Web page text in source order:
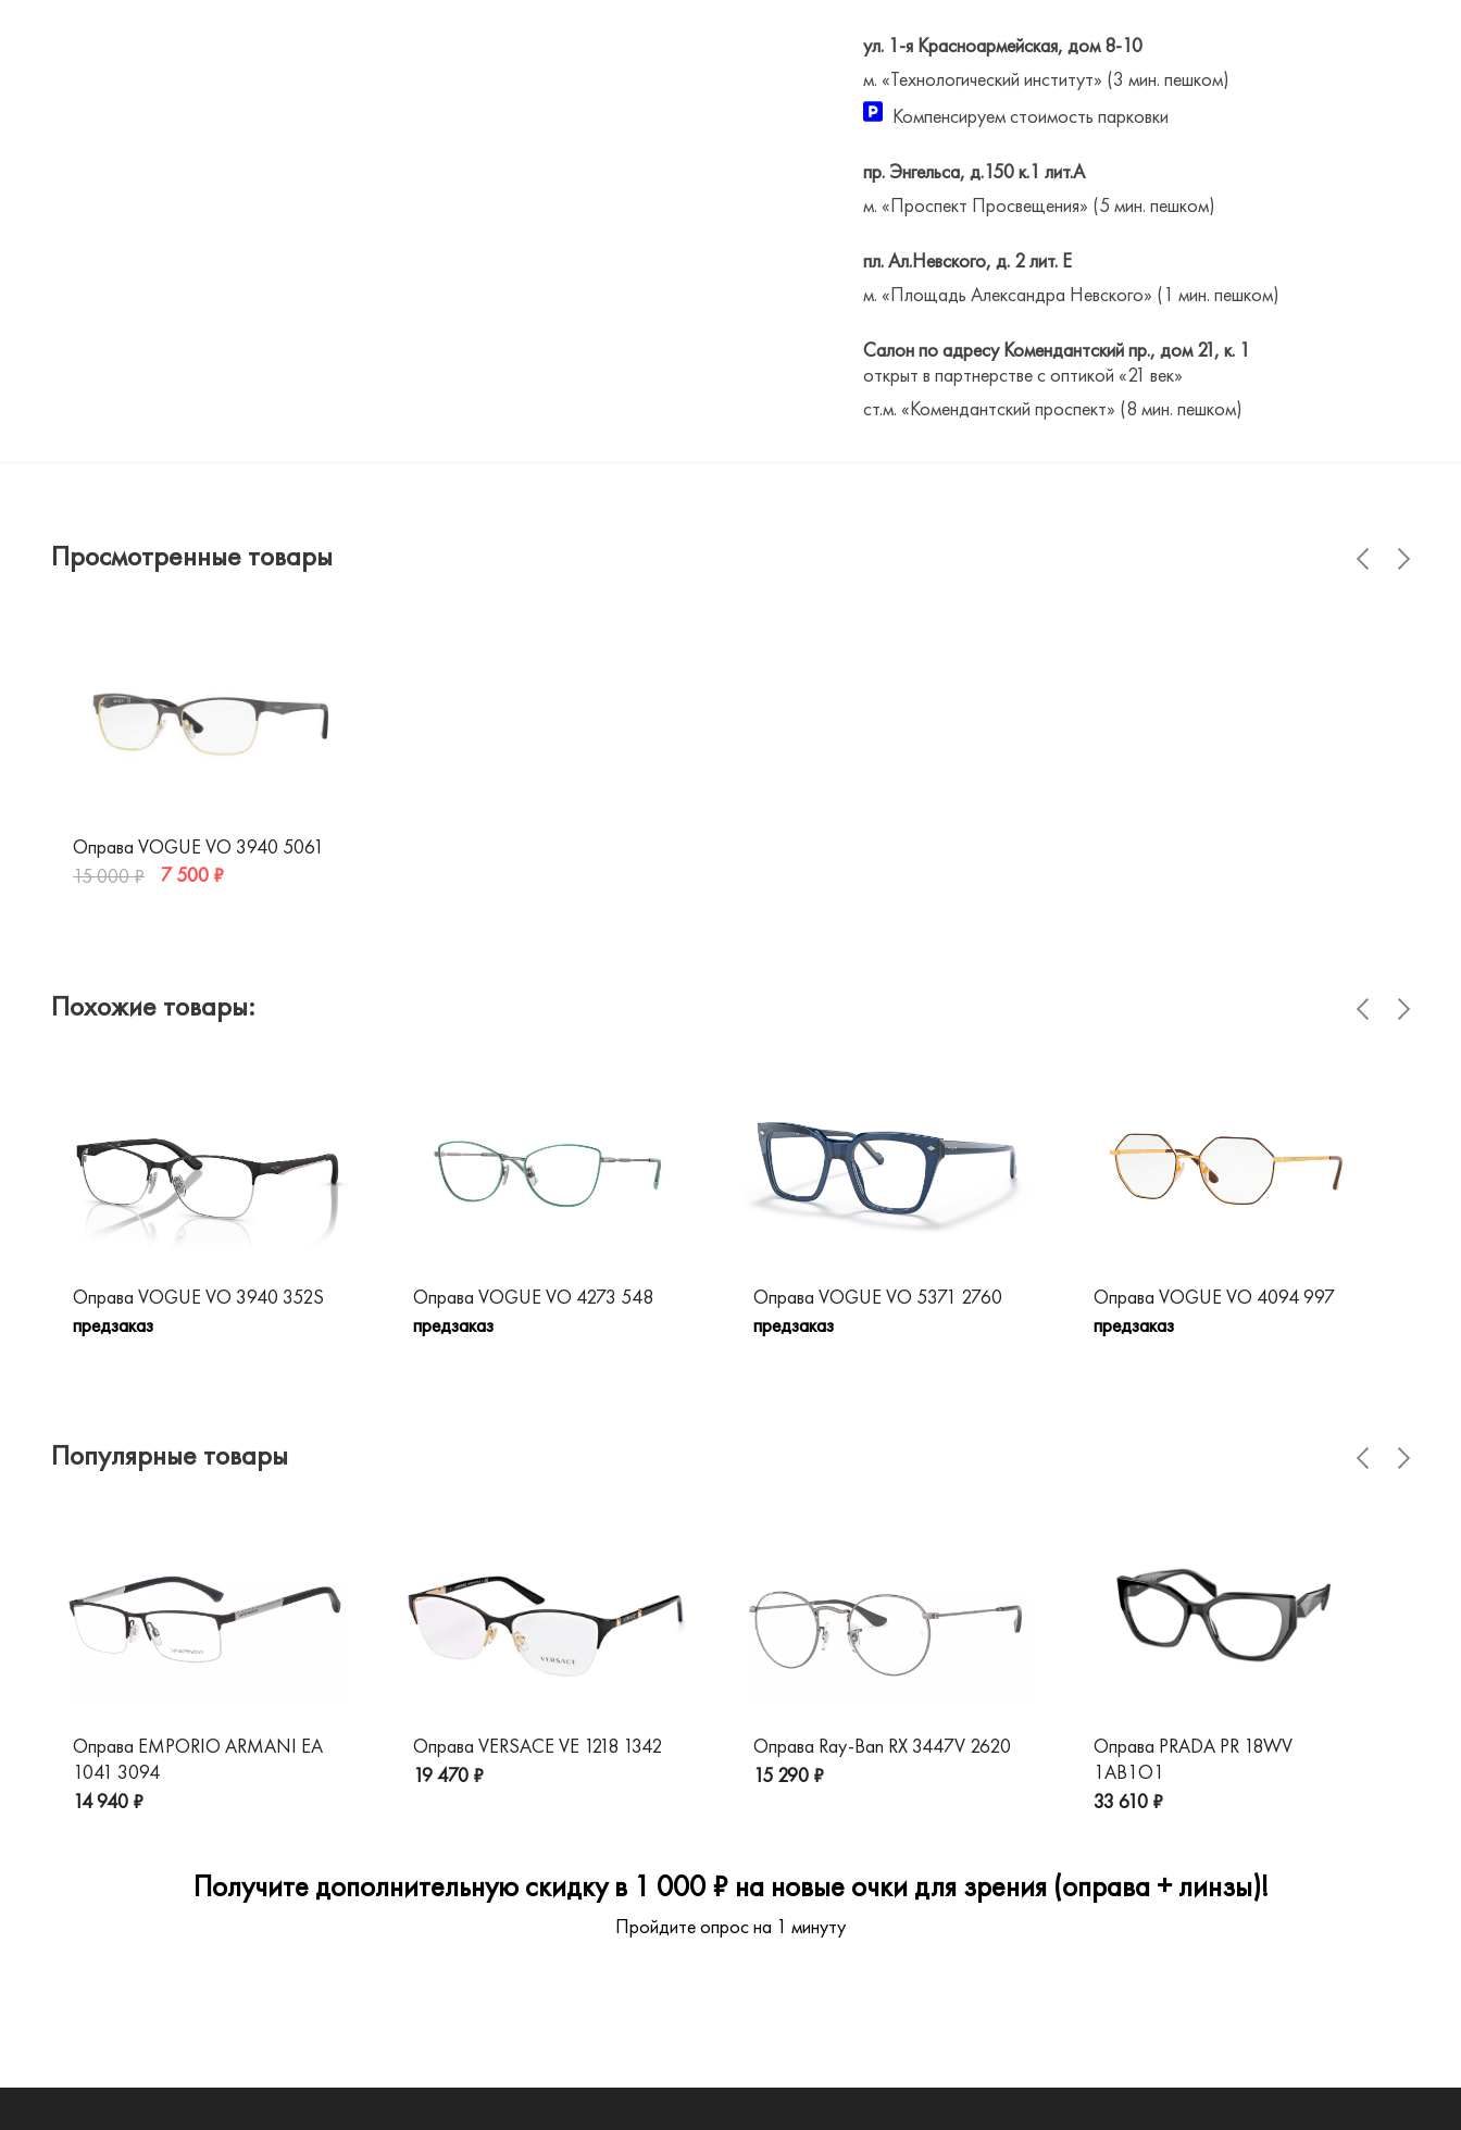
ул. 1-я Красноармейская, дом 8-10
м. «Технологический институт» (3 мин. пешком)
Компенсируем стоимость парковки
пр. Энгельса, д.150 к.1 лит.А
м. «Проспект Просвещения» (5 мин. пешком)
пл. Ал.Невского, д. 2 лит. Е
м. «Площадь Александра Невского» (1 мин. пешком)
Салон по адресу Комендантский пр., дом 21, к. 1
открыт в партнерстве с оптикой «21 век»
ст.м. «Комендантский проспект» (8 мин. пешком)
Просмотренные товары
Оправа VOGUE VO 3940 5061
15 000 ₽
7 500 ₽
Похожие товары:
Оправа VOGUE VO 3940 352S
предзаказ
Оправа VOGUE VO 4273 548
предзаказ
Оправа VOGUE VO 5371 2760
предзаказ
Оправа VOGUE VO 4094 997
предзаказ
Популярные товары
Оправа EMPORIO ARMANI EA
1041 3094
14 940 ₽
Оправа VERSACE VE 1218 1342
19 470 ₽
Оправа Ray-Ban RX 3447V 2620
15 290 ₽
Оправа PRADA PR 18WV
1AB1O1
33 610 ₽
Получите дополнительную скидку в 1 000 ₽ на новые очки для зрения (оправа + линзы)!
Пройдите опрос на 1 минуту